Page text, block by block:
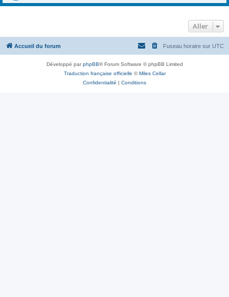
Aller
Accueil du forum Fuseau horaire sur UTC
Développé parphpBB® Forum Software © phpBB Limited
Traduction française officielle ©Miles Cellar
Confidentialité | Conditions